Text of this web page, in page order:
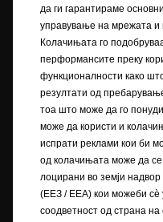
Сликата може да прикажува
Описите и илустрациите на
или да покажуваат
стандардната испорака.
време на објавувањето. Го
вистинските бои.
со дополнителна наплата.
и опремата што се
разликуваат или можат да
да ги гарантираме
управување на мрежата и
Колачињата го
перформансите преку
функционалности како
резултати од
тоа што може да го
може да користи и
испрати реклами кои би
од колачињата може да
лоцирани во земји
(ЕЕЗ / EEA) кои можеби
соодветност од страна